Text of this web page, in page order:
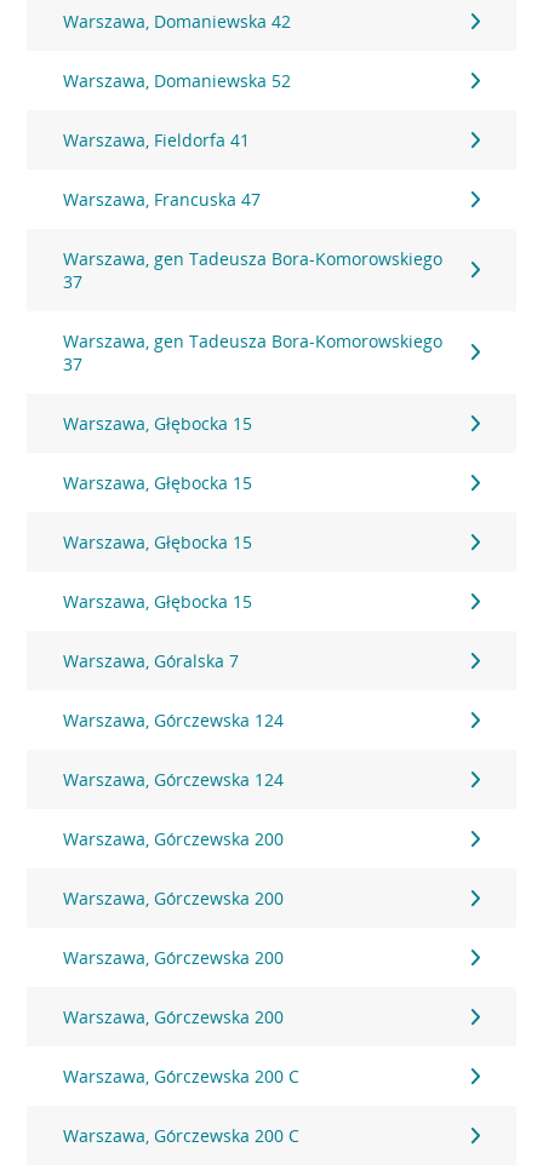
Warszawa, Domaniewska 42
Warszawa, Domaniewska 52
Warszawa, Fieldorfa 41
Warszawa, Francuska 47
Warszawa, gen Tadeusza Bora-Komorowskiego
37
Warszawa, gen Tadeusza Bora-Komorowskiego
37
Warszawa, Głębocka 15
Warszawa, Głębocka 15
Warszawa, Głębocka 15
Warszawa, Głębocka 15
Warszawa, Góralska 7
Warszawa, Górczewska 124
Warszawa, Górczewska 124
Warszawa, Górczewska 200
Warszawa, Górczewska 200
Warszawa, Górczewska 200
Warszawa, Górczewska 200
Warszawa, Górczewska 200 C
Warszawa, Górczewska 200 C